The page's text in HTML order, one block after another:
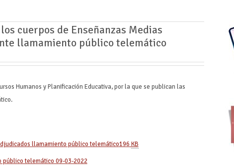
cuerpos de Enseñanzas Medias
llamamiento público telemático
Humanos y Planificación Educativa, por la que se publican las
llamamiento público telemático196KB
telemático 09-03-2022